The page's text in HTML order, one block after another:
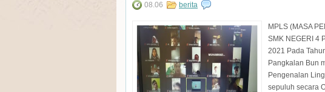
08.06 berita
MPLS (MASA
SMK NEGERI 4
2021 Pada
Pangkalan Bun
Pengenalan
sepuluh secara